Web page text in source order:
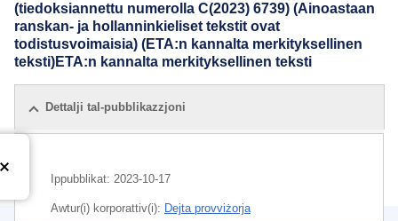
(tiedoksiannettu numerolla C(2023) 6739) (Ainoastaan
ranskan- ja hollanninkieliset tekstit ovat
todistusvoimaisia) (ETA:n kannalta merkityksellinen
teksti)ETA:n kannalta merkityksellinen teksti
Dettalji tal-pubblikazzjoni
Ippubblikat: 2023-10-17
Awtur(i) korporattiv(i): Dejta provviżorja